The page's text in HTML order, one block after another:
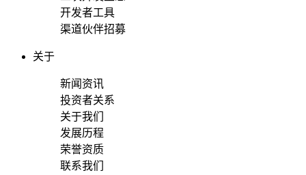
开发者工具
渠道伙伴招募
关于
新闻资讯
投资者关系
关于我们
发展历程
荣誉资质
联系我们